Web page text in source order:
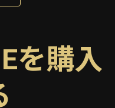
を購入